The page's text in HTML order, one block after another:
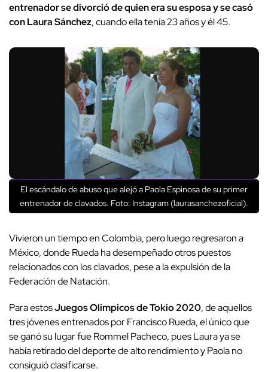
entrenador se divorció de quien era su esposa y se casó
con Laura Sánchez, cuando ella tenía 23 años y él 45.
El escándalo de abuso que alejó a Paola Espinosa de su primer
entrenador de clavados. Foto: Instagram (laurasanchezoficial).
Vivieron un tiempo en Colombia, pero luego regresaron a
México, donde Rueda ha desempeñado otros puestos
relacionados con los clavados, pese a la expulsión de la
Federación de Natación.
Para estosJuegos Olímpicos de Tokio 2020, de aquellos
tres jóvenes entrenados por Francisco Rueda, el único que
se ganó su lugar fue Rommel Pacheco, pues Laura ya se
había retirado del deporte de alto rendimiento y Paola no
consiguió clasificarse.